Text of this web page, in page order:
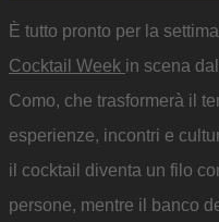
È tutto pronto per la
Cocktail Week in scena
Como, che trasformerà il
esperienze, incontri e
il cocktail diventa un filo
persone, mentre il banco